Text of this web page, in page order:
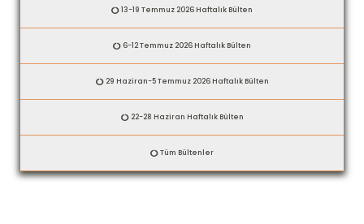
13-19 Temmuz 2026 Haftalık Bülten
6-12 Temmuz 2026 Haftalık Bülten
29 Haziran-5 Temmuz 2026 Haftalık Bülten
22-28 Haziran Haftalık Bülten
Tüm Bültenler